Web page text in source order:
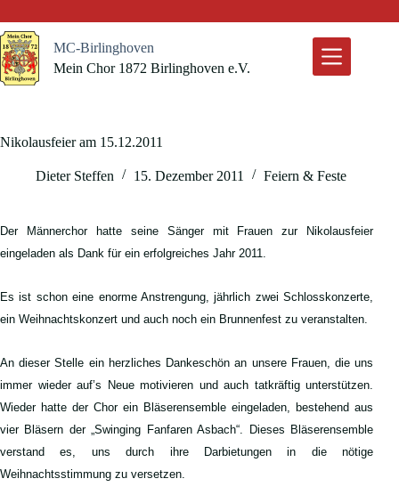
Inhalt
springen
MC-Birlinghoven
Mein Chor 1872 Birlinghoven e.V.
Nikolausfeier am 15.12.2011
Dieter Steffen 15. Dezember 2011 Feiern & Feste
Der Männerchor hatte seine Sänger mit Frauen zur Nikolausfeier
eingeladen als Dank für ein erfolgreiches Jahr 2011.
Es ist schon eine enorme Anstrengung, jährlich zwei Schlosskonzerte,
ein Weihnachtskonzert und auch noch ein Brunnenfest zu veranstalten.
An dieser Stelle ein herzliches Dankeschön an unsere Frauen, die uns
immer wieder auf’s Neue motivieren und auch tatkräftig unterstützen.
Wieder hatte der Chor ein Bläserensemble eingeladen, bestehend aus
vier Bläsern der „Swinging Fanfaren Asbach“. Dieses Bläserensemble
verstand es, uns durch ihre Darbietungen in die nötige
Weihnachtsstimmung zu versetzen.